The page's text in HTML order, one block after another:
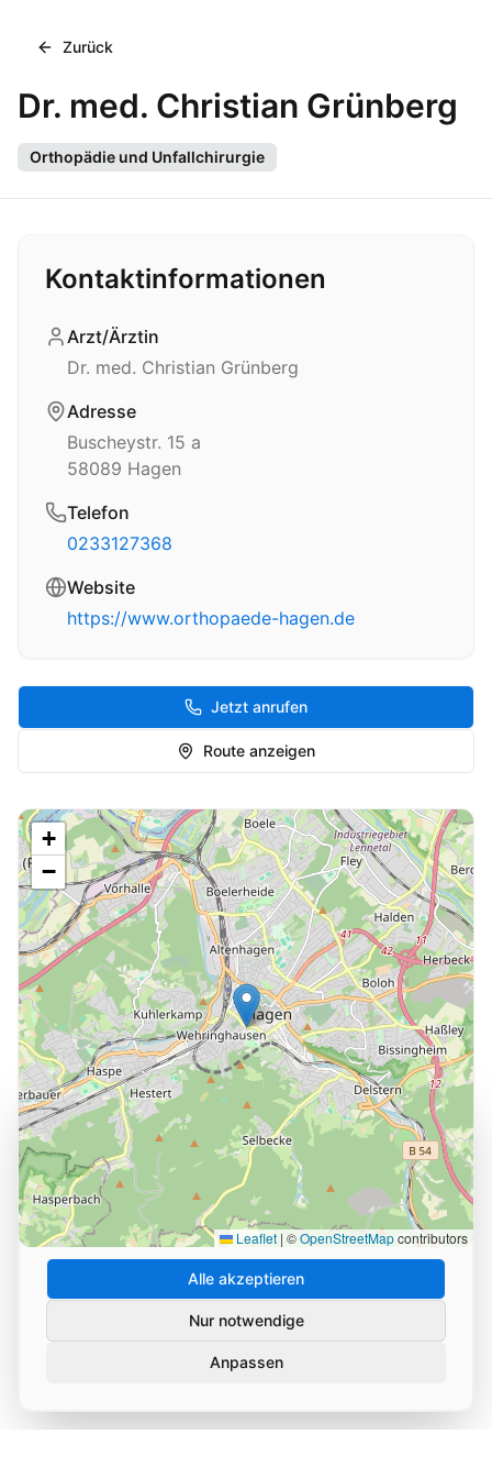
Cookie-Einstellungen
Wir verwenden Cookies und ähnliche Technologien, um
die Nutzung unserer Website zu analysieren und zu
verbessern. Durch Ihre Zustimmung helfen Sie uns,
unseren Service zu optimieren.
Alle akzeptieren
Nur notwendige
Anpassen
Zurück
Dr. med. Christian Grünberg
Orthopädie und Unfallchirurgie
Kontaktinformationen
Arzt/Ärztin
Dr. med. Christian Grünberg
Adresse
Buscheystr. 15 a
58089 Hagen
Telefon
0233127368
Website
https://www.orthopaede-hagen.de
Jetzt anrufen
Route anzeigen
+
−
Leaflet | ©OpenStreetMapcontributors